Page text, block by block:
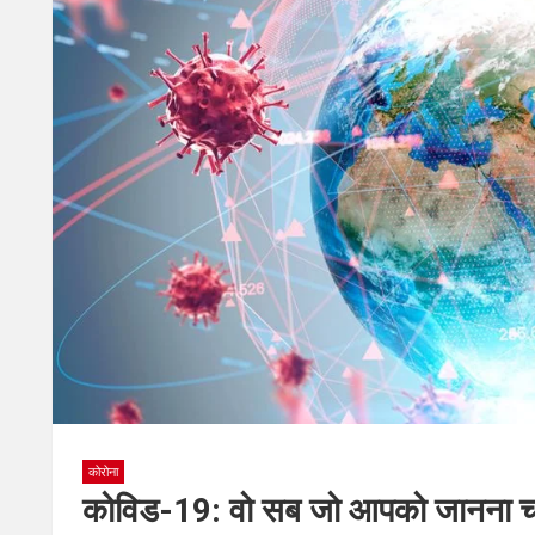
कोरोना
कोविड-19: वो सब जो आपको जानना